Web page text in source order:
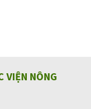
VIỆN NÔNG